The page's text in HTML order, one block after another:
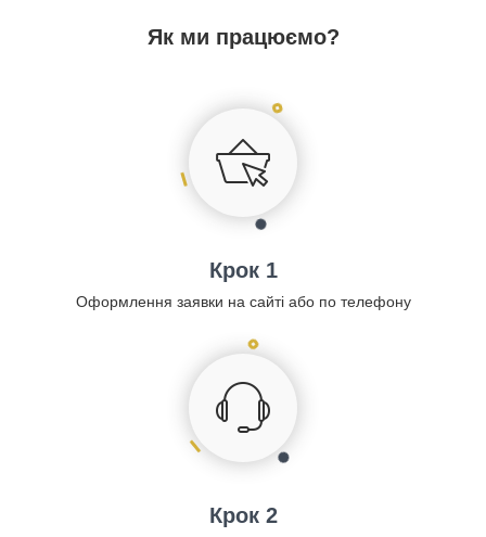
Як ми працюємо?
Крок 1
Оформлення заявки на сайті або по телефону
Крок 2